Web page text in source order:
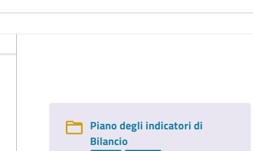
Piano degli indicatori di
Bilancio